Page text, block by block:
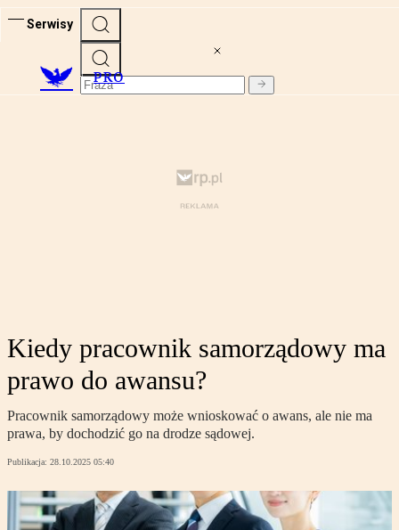
Serwisy
PRO
Kiedy pracownik samorządowy ma
prawo do awansu?
Pracownik samorządowy może wnioskować o awans, ale nie ma
prawa, by dochodzić go na drodze sądowej.
Publikacja: 28.10.2025 05:40